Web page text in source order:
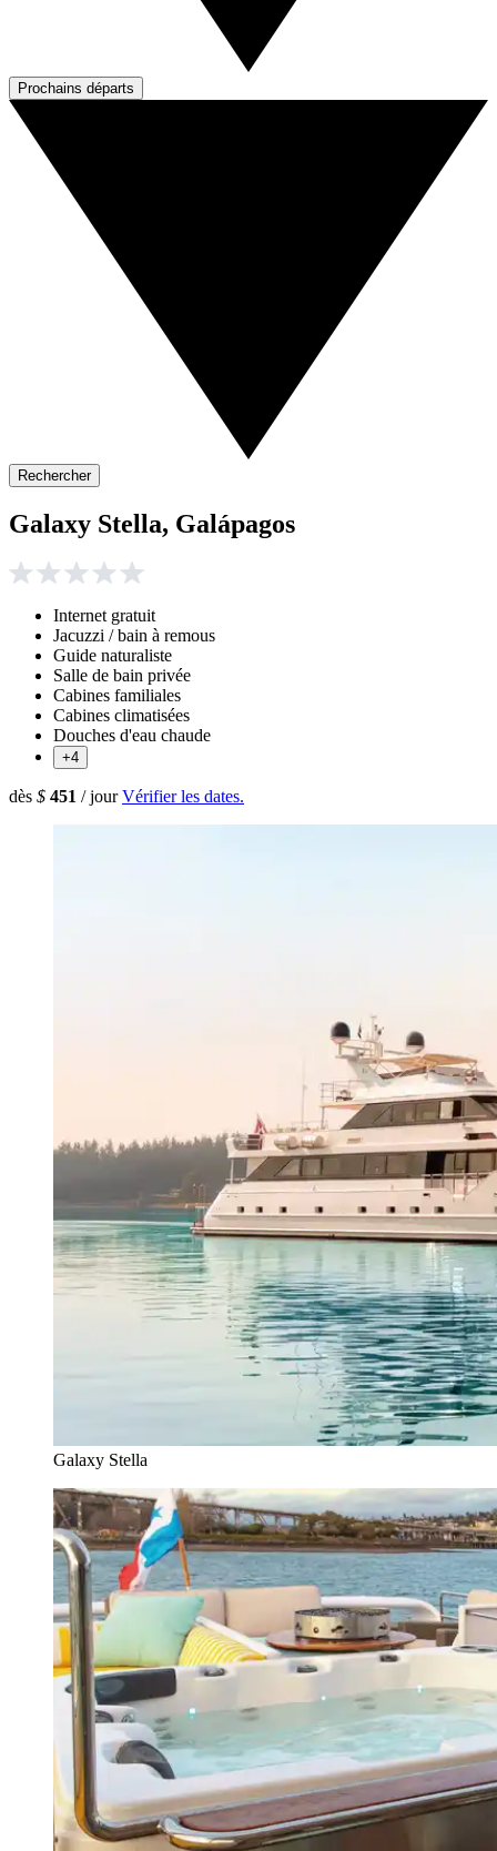
Prochains départs
Rechercher
Galaxy Stella, Galápagos
Internet gratuit
Jacuzzi / bain à remous
Guide naturaliste
Salle de bain privée
Cabines familiales
Cabines climatisées
Douches d'eau chaude
+4
dès $ 451 / jour Vérifier les dates.
Galaxy Stella